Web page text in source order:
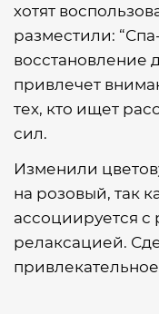
хотят
разместили:
восстановление
привлечет
тех, кто ищет
сил.
Изменили
на розовый, так
ассоциируется
релаксацией.